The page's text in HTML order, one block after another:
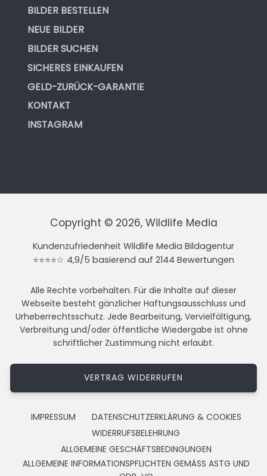
BILDER BESTELLEN
NEUE BILDER
BILDER SUCHEN
SICHERES EINKAUFEN
GELD-ZURÜCK-GARANTIE
KONTAKT
INSTAGRAM
Copyright © 2026, Wildlife Media
Kundenzufriedenheit Wildlife Media Bildagentur
⭐⭐⭐⭐☆ 4,9/5 basierend auf 2144 Bewertungen
Alle Rechte vorbehalten. Für die Inhalte auf dieser
Webseite besteht gänzlicher Haftungsausschluss und
Urheberrechtsschutz. Jede Bearbeitung, Vervielfältigung,
Verbreitung und/oder öffentliche Wiedergabe ist ohne
schriftlicher Zustimmung nicht erlaubt.
VERTRAG WIDERRUFEN
IMPRESSUM
DATENSCHUTZERKLÄRUNG & COOKIES
WIDERRUFSBELEHRUNG
ALLGEMEINE GESCHÄFTSBEDINGUNGEN
ALLGEMEINE INFORMATIONSPFLICHTEN GEMÄSS ASTG UND